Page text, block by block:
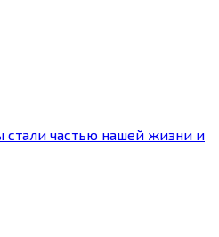
стали частью нашей жизни и